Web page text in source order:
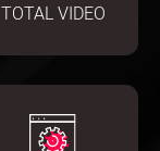
TOTAL VIDEO